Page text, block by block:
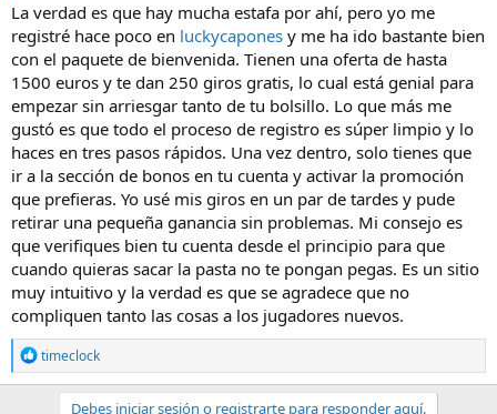
La verdad es que hay mucha estafa por ahí, pero yo me
registré hace poco en luckycapones y me ha ido bastante bien
con el paquete de bienvenida. Tienen una oferta de hasta
1500 euros y te dan 250 giros gratis, lo cual está genial para
empezar sin arriesgar tanto de tu bolsillo. Lo que más me
gustó es que todo el proceso de registro es súper limpio y lo
haces en tres pasos rápidos. Una vez dentro, solo tienes que
ir a la sección de bonos en tu cuenta y activar la promoción
que prefieras. Yo usé mis giros en un par de tardes y pude
retirar una pequeña ganancia sin problemas. Mi consejo es
que verifiques bien tu cuenta desde el principio para que
cuando quieras sacar la pasta no te pongan pegas. Es un sitio
muy intuitivo y la verdad es que se agradece que no
compliquen tanto las cosas a los jugadores nuevos.
R
e
a
timeclock
Debes iniciar sesión o registrarte para responder aquí.